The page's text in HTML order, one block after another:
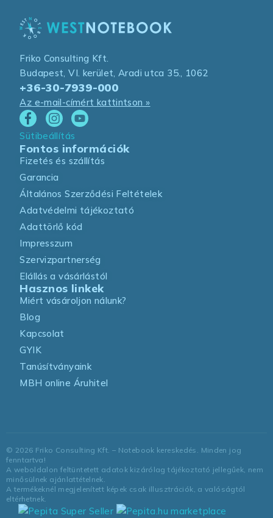
Friko Consulting Kft.
Budapest, VI. kerület, Aradi utca 35., 1062
+36-30-7939-000
Az e-mail-címért kattintson »
Sütibeállítás
Fontos információk
Fizetés és szállítás
Garancia
Általános Szerződési Feltételek
Adatvédelmi tájékoztató
Adattörlő kód
Impresszum
Szervizpartnerség
Elállás a vásárlástól
Hasznos linkek
Miért vásároljon nálunk?
Blog
Kapcsolat
GYIK
Tanúsítványaink
MBH online Áruhitel
© 2026 Friko Consulting Kft. – Notebook kereskedés. Minden jog
fenntartva!
A weboldalon feltüntetett adatok kizárólag tájékoztató jellegűek, nem
minősülnek ajánlattételnek.
A termékeknél megjelenített képek csak illusztrációk, a valóságtól
eltérhetnek.
marketplace